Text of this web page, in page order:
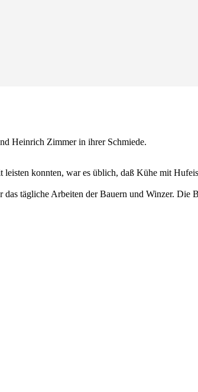
Heinrich Zimmer in ihrer Schmiede.
konnten, war es üblich, daß Kühe mit
tägliche Arbeiten der Bauern und Winzer. Die